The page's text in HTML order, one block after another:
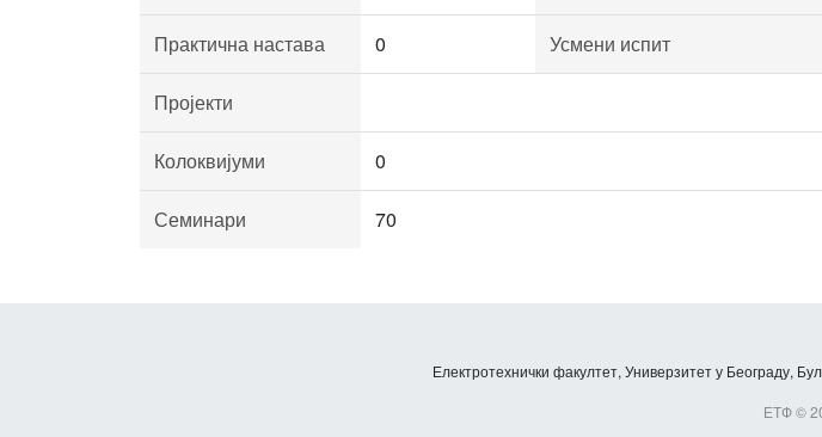
Практична настава 0 Усмени испит
Пројекти
Колоквијуми 0
Семинари 70
Електротехнички факултет, Универзитет у Београду,
ЕТФ ©